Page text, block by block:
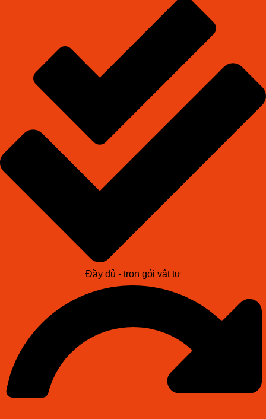
Đầy đủ - trọn gói vật tư